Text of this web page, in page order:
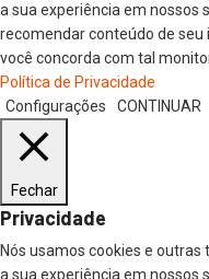
a sua experiência em nossos
recomendar conteúdo de seu
você concorda com tal
Política de Privacidade
Configurações
CONTINUAR
Fechar
Privacidade
Nós usamos cookies e
a sua experiência em nossos